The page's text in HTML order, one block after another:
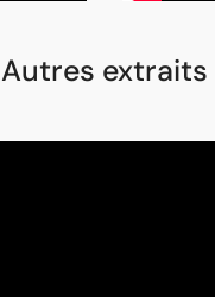
Autres extraits